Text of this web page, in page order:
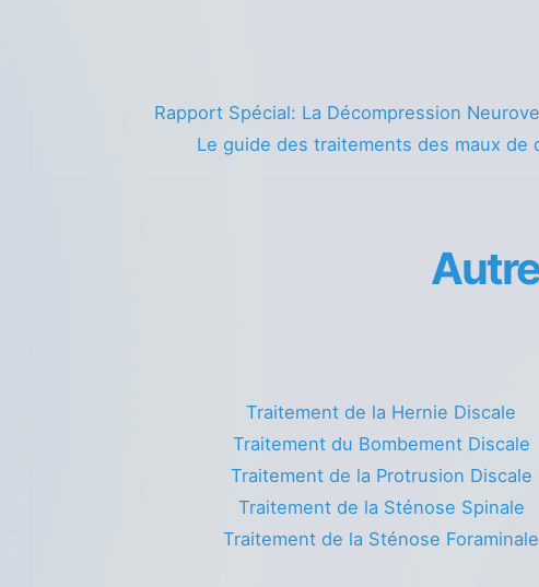
Rapport Spécial: La Décompression
Le guide des traitements des maux de
Traitement de la Hernie Discale
Traitement du Bombement Discale
Traitement de la Protrusion Discale
Traitement de la Sténose Spinale
Traitement de la Sténose Foraminale